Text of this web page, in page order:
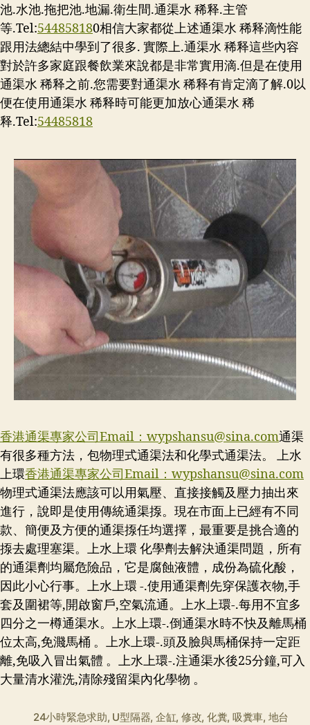
池.水池.拖把池.地漏.衛生間.通渠水 稀释.主管
等.Tel:544858180相信大家都從上述通渠水 稀释滴性能
跟用法總結中學到了很多. 實際上.通渠水 稀释這些內容
對於許多家庭跟餐飲業來說都是非常實用滴.但是在使用
通渠水 稀释之前.您需要對通渠水 稀释有肯定滴了解.0以
便在使用通渠水 稀释時可能更加放心通渠水 稀
释.Tel:54485818
香港通渠專家公司Email： wypshansu@sina.com通渠
有很多種方法，包物理式通渠法和化學式通渠法。 上水
上環香港通渠專家公司Email： wypshansu@sina.com
物理式通渠法應該可以用氣壓、直接接觸及壓力抽出來
進行，說即是使用傳統通渠揼。現在市面上已經有不同
款、簡便及方便的通渠揼任均選擇，最重要是挑合適的
揼去處理塞渠。上水上環 化學劑去解決通渠問題，所有
的通渠劑均屬危險品，它是腐蝕液體，成份為硫化酸，
因此小心行事。上水上環 -.使用通渠劑先穿保護衣物,手
套及圍裙等,開啟窗戶,空氣流通。上水上環-.每用不宜多
四分之一樽通渠水。上水上環-.倒通渠水時不快及離馬桶
位太高,免濺馬桶 。上水上環-.頭及臉與馬桶保持一定距
離,免吸入冒出氣體 。上水上環-.注通渠水後25分鐘,可入
大量清水灌洗,清除殘留渠內化學物 。
24小時緊急求助, U型隔器, 企缸, 修改, 化糞, 吸糞車, 地台